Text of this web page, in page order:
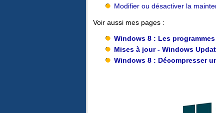
Modifier ou désactiver la
Voir aussi mes pages :
Windows 8 : Les
Mises à jour - Windows
Windows 8 : Décompresser